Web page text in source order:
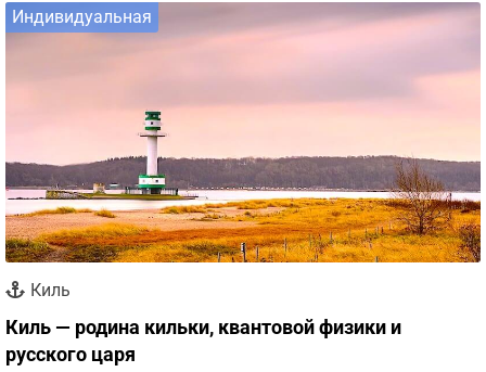
Индивидуальная
Киль
Киль — родина кильки, квантовой физики и
русского царя